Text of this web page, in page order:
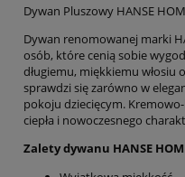
Dywan Pluszowy HANSE
Dywan renomowanej marki
osób, które cenią sobie
długiemu, miękkiemu włosiu
sprawdzi się zarówno w
pokoju dziecięcym.
ciepła i nowoczesnego
Zalety dywanu HANSE